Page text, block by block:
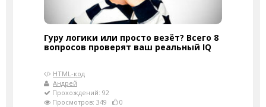
Гуру логики или просто везёт? Всего 8
вопросов проверят ваш реальный IQ
HTML-код
Андрей
Прохождений: 92
Просмотров: 349
0